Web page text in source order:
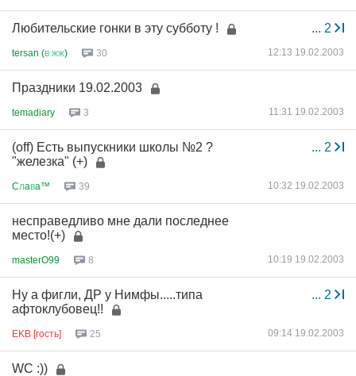
... 2
Любительские гонки в эту субботу !
tersan (в жж) 30 12:13 19.02.2003
Праздники 19.02.2003
temadiary 3 11:31 19.02.2003
... 2
(off) Есть выпускники школы №2 ?
"железка" (+)
Cлaвa™ 39 10:32 19.02.2003
несправедливо мне дали последнее
место!(+)
masterO99 8 10:19 19.02.2003
... 2
Ну а фигли, ДР у Нимфы.....типа
афтоклубовец!!
EKB [гость] 25 09:14 19.02.2003
WC :))